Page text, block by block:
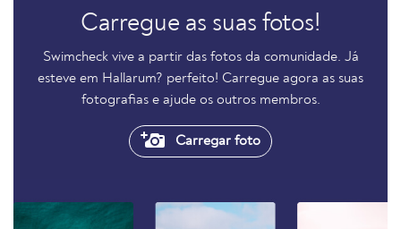
Carregue as suas fotos!
Swimcheck vive a partir das fotos da comunidade. Já
esteve em Hallarum? perfeito! Carregue agora as suas
fotografias e ajude os outros membros.
Carregar foto